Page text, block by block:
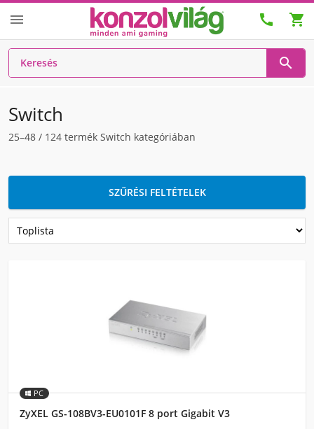
  

Switch
25–48 / 124 termék Switch kategóriában
SZŰRÉSI FELTÉTELEK
PC
ZyXEL GS-108BV3-EU0101F 8 port Gigabit V3